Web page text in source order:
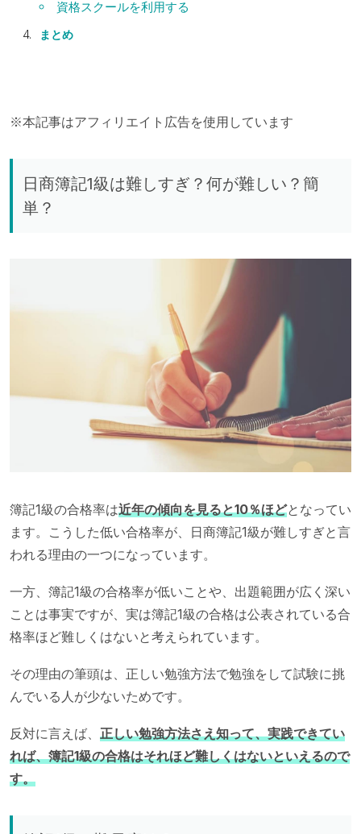
資格スクールを利用する
まとめ
※本記事はアフィリエイト広告を使用しています
日商簿記1級は難しすぎ？何が難しい？簡
単？
簿記1級の合格率は近年の傾向を見ると10％ほどとなってい
ます。こうした低い合格率が、日商簿記1級が難しすぎと言
われる理由の一つになっています。
一方、簿記1級の合格率が低いことや、出題範囲が広く深い
ことは事実ですが、実は簿記1級の合格は公表されている合
格率ほど難しくはないと考えられています。
その理由の筆頭は、正しい勉強方法で勉強をして試験に挑
んでいる人が少ないためです。
反対に言えば、 正しい勉強方法さえ知って、実践できてい
れば、簿記1級の合格はそれほど難しくはないといえるので
す。